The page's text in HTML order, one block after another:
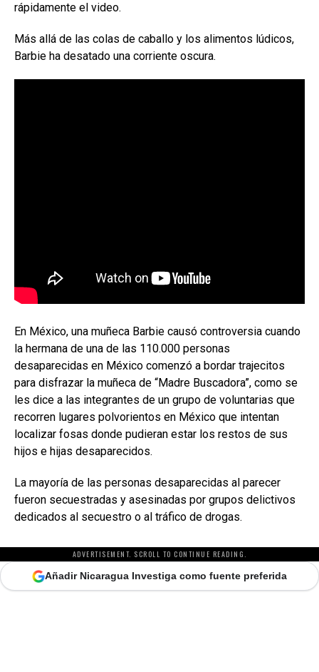
rápidamente el video.
Más allá de las colas de caballo y los alimentos lúdicos,
Barbie ha desatado una corriente oscura.
En México, una muñeca Barbie causó controversia cuando
la hermana de una de las 110.000 personas
desaparecidas en México comenzó a bordar trajecitos
para disfrazar la muñeca de “Madre Buscadora”, como se
les dice a las integrantes de un grupo de voluntarias que
recorren lugares polvorientos en México que intentan
localizar fosas donde pudieran estar los restos de sus
hijos e hijas desaparecidos.
La mayoría de las personas desaparecidas al parecer
fueron secuestradas y asesinadas por grupos delictivos
dedicados al secuestro o al tráfico de drogas.
ADVERTISEMENT. SCROLL TO CONTINUE READING.
Añadir Nicaragua Investiga como fuente preferida